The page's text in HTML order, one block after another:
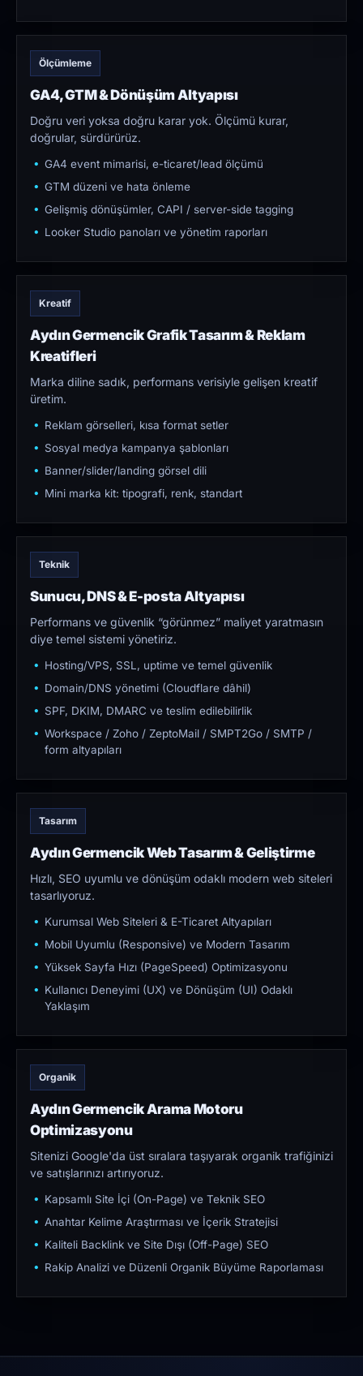
Ölçümleme
GA4, GTM & Dönüşüm Altyapısı
Doğru veri yoksa doğru karar yok. Ölçümü kurar,
doğrular, sürdürürüz.
GA4 event mimarisi, e-ticaret/lead ölçümü
GTM düzeni ve hata önleme
Gelişmiş dönüşümler, CAPI / server-side tagging
Looker Studio panoları ve yönetim raporları
Kreatif
Aydın Germencik Grafik Tasarım & Reklam
Kreatifleri
Marka diline sadık, performans verisiyle gelişen kreatif
üretim.
Reklam görselleri, kısa format setler
Sosyal medya kampanya şablonları
Banner/slider/landing görsel dili
Mini marka kit: tipografi, renk, standart
Teknik
Sunucu, DNS & E-posta Altyapısı
Performans ve güvenlik “görünmez” maliyet yaratmasın
diye temel sistemi yönetiriz.
Hosting/VPS, SSL, uptime ve temel güvenlik
Domain/DNS yönetimi (Cloudflare dâhil)
SPF, DKIM, DMARC ve teslim edilebilirlik
Workspace / Zoho / ZeptoMail / SMPT2Go / SMTP /
form altyapıları
Tasarım
Aydın Germencik Web Tasarım & Geliştirme
Hızlı, SEO uyumlu ve dönüşüm odaklı modern web siteleri
tasarlıyoruz.
Kurumsal Web Siteleri & E-Ticaret Altyapıları
Mobil Uyumlu (Responsive) ve Modern Tasarım
Yüksek Sayfa Hızı (PageSpeed) Optimizasyonu
Kullanıcı Deneyimi (UX) ve Dönüşüm (UI) Odaklı
Yaklaşım
Organik
Aydın Germencik Arama Motoru
Optimizasyonu
Sitenizi Google'da üst sıralara taşıyarak organik trafiğinizi
ve satışlarınızı artırıyoruz.
Kapsamlı Site İçi (On-Page) ve Teknik SEO
Anahtar Kelime Araştırması ve İçerik Stratejisi
Kaliteli Backlink ve Site Dışı (Off-Page) SEO
Rakip Analizi ve Düzenli Organik Büyüme Raporlaması